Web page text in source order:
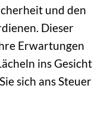
und den
Dieser
Erwartungen
ins Gesicht
sich ans Steuer